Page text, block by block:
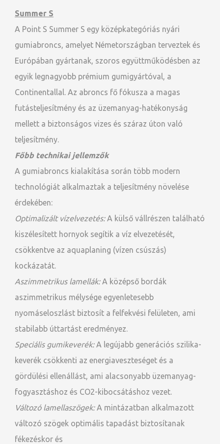
Summer S
A Point S Summer S egy középkategóriás nyári
gumiabroncs, amelyet Németországban terveztek és
Európában gyártanak, szoros együttműködésben az
egyik legnagyobb prémium gumigyártóval, a
Continentallal. Az abroncs fő fókusza a magas
futásteljesítmény és az üzemanyag-hatékonyság
mellett a biztonságos vizes és száraz úton való
teljesítmény.
Főbb technikai jellemzők
A gumiabroncs kialakítása során több modern
technológiát alkalmaztak a teljesítmény növelése
érdekében:
Optimalizált vízelvezetés:A külső vállrészen található
kiszélesített hornyok segítik a víz elvezetését,
csökkentve az aquaplaning (vízen csúszás)
kockázatát.
Aszimmetrikus lamellák:A középső bordák
aszimmetrikus mélysége egyenletesebb
nyomáseloszlást biztosít a felfekvési felületen, ami
stabilabb úttartást eredményez.
Speciális gumikeverék:A legújabb generációs szilika-
keverék csökkenti az energiaveszteséget és a
gördülési ellenállást, ami alacsonyabb üzemanyag-
fogyasztáshoz és CO2-kibocsátáshoz vezet.
Változó lamellaszögek:A mintázatban alkalmazott
változó szögek optimális tapadást biztosítanak
fékezéskor és